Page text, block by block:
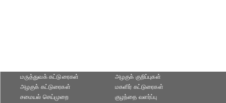
மருத்துவக் கட்டுரைகள்
அழகுக் கட்டுரைகள்
அழகுக் குறிப்புகள்
மகளிர் கட்டுரைகள்
சமையல் செய்முறை
குழந்தை வளர்ப்பு